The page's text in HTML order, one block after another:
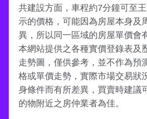
共建設方面，車程約7分鐘可至
示的價格，可能因為房屋本身及
異，所以同一區域的房屋單價會
本網站提供之各種實價登錄表及
走勢圖，僅供參考，並不作為預
格或單價走勢，實際市場交易狀
身條件而有所差異，買賣時建議
的物附近之房仲業者為佳。